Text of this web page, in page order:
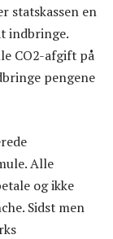
statskassen en
indbringe.
CO2-afgift på
pengene
Alle
og ikke
Sidst men